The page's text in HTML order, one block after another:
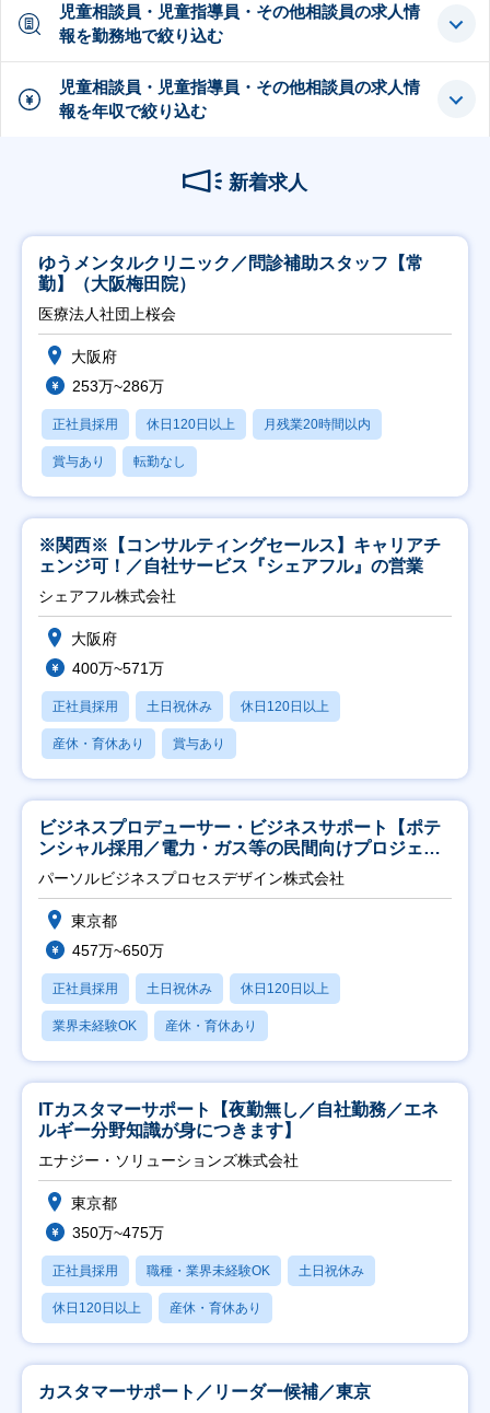
児童相談員・児童指導員・その他相談員の求人情
報を勤務地で絞り込む
児童相談員・児童指導員・その他相談員の求人情
報を年収で絞り込む
新着求人
ゆうメンタルクリニック／問診補助スタッフ【常
勤】（大阪梅田院）
医療法人社団上桜会
大阪府
253万~286万
正社員採用 休日120日以上 月残業20時間以内
賞与あり 転勤なし
※関西※【コンサルティングセールス】キャリアチ
ェンジ可！／自社サービス『シェアフル』の営業
シェアフル株式会社
大阪府
400万~571万
正社員採用 土日祝休み 休日120日以上
産休・育休あり 賞与あり
ビジネスプロデューサー・ビジネスサポート【ポテ
ンシャル採用／電力・ガス等の民間向けプロジェク
ト推進】
パーソルビジネスプロセスデザイン株式会社
東京都
457万~650万
正社員採用 土日祝休み 休日120日以上
業界未経験OK 産休・育休あり
ITカスタマーサポート【夜勤無し／自社勤務／エネ
ルギー分野知識が身につきます】
エナジー・ソリューションズ株式会社
東京都
350万~475万
正社員採用 職種・業界未経験OK 土日祝休み
休日120日以上 産休・育休あり
カスタマーサポート／リーダー候補／東京